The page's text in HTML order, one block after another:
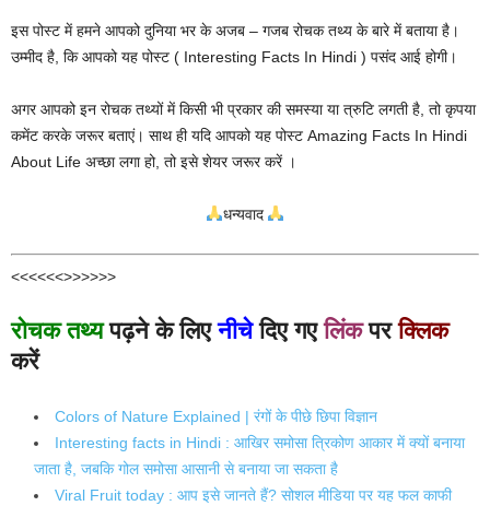
इस पोस्ट में हमने आपको दुनिया भर के अजब – गजब रोचक तथ्य के बारे में बताया है।
उम्मीद है, कि आपको यह पोस्ट ( Interesting Facts In Hindi ) पसंद आई होगी।
अगर आपको इन रोचक तथ्यों में किसी भी प्रकार की समस्या या त्रुटि लगती है, तो कृपया
कमेंट करके जरूर बताएं। साथ ही यदि आपको यह पोस्ट Amazing Facts In Hindi
About Life अच्छा लगा हो, तो इसे शेयर जरूर करें ।
धन्यवाद
<<<<<<>>>>>>
रोचक तथ्यपढ़ने के लिएनीचेदिए गएलिंकपरक्लिक
करें
Colors of Nature Explained | रंगों के पीछे छिपा विज्ञान
Interesting facts in Hindi : आखिर समोसा त्रिकोण आकार में क्यों बनाया
जाता है, जबकि गोल समोसा आसानी से बनाया जा सकता है
Viral Fruit today : आप इसे जानते हैं? सोशल मीडिया पर यह फल काफी